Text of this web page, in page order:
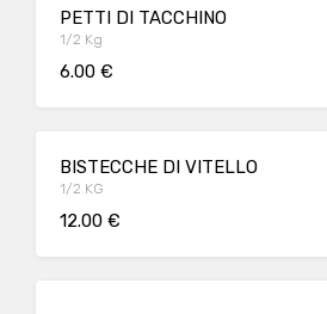
PETTI DI TACCHINO
1/2 Kg
6.00 €
BISTECCHE DI VITELLO
1/2 KG
12.00 €